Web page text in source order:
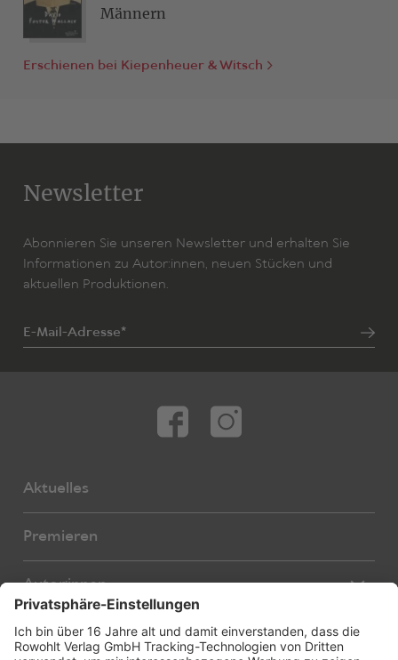
Männern
Erschienen bei Kiepenheuer & Witsch
Newsletter
Abonnieren Sie unseren Newsletter und erhalten Sie
Informationen zu Autor:innen, neuen Stücken und
aktuellen Produktionen.
E-Mail-Adresse*
Aktuelles
Premieren
Autor:innen
Übersetzer:innen
Bearbeiter:innen
Stücke